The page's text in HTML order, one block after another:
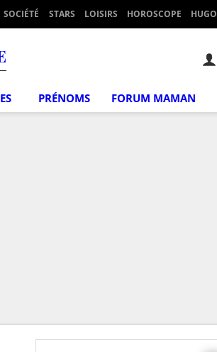
SOCIÉTÉ STARS LOISIRS HOROSCOPE HUGO
PRÉNOMS FORUM MAMAN